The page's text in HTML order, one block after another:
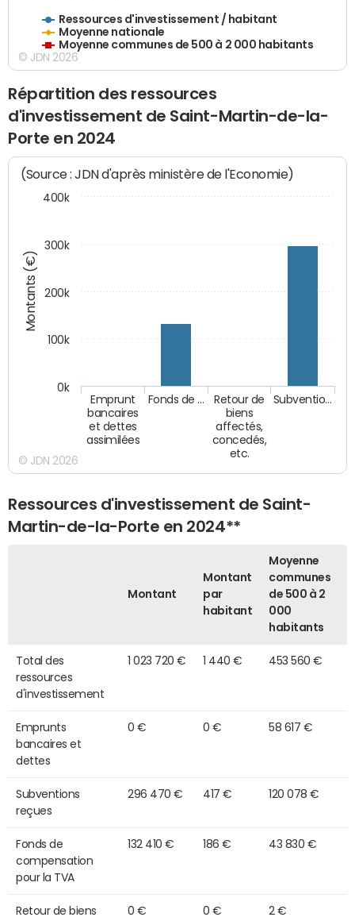
Ressources d'investissement / habitant
Moyenne nationale
Moyenne communes de 500 à 2 000 habitants
© JDN 2026
Répartition des ressources
d'investissement de Saint-Martin-de-la-
Porte en 2024
Montants (€)
(Source : JDN d'après ministère de l'Economie)
Emprunt
bancaires
et dettes
assimilées
Fonds de …
Retour de
biens
affectés,
concedés,
etc.
Subventio…
0k
100k
200k
300k
400k
© JDN 2026
Ressources d'investissement de Saint-
Martin-de-la-Porte en 2024**
Montant
Montant
par
habitant
Moyenne
communes
de 500 à 2
000
habitants
Total des
ressources
d'investissement
1 023 720 € 1 440 € 453 560 €
Emprunts
bancaires et
dettes
0 € 0 € 58 617 €
Subventions
reçues
296 470 € 417 € 120 078 €
Fonds de
compensation
pour la TVA
132 410 € 186 € 43 830 €
Retour de biens 0 € 0 € 2 €